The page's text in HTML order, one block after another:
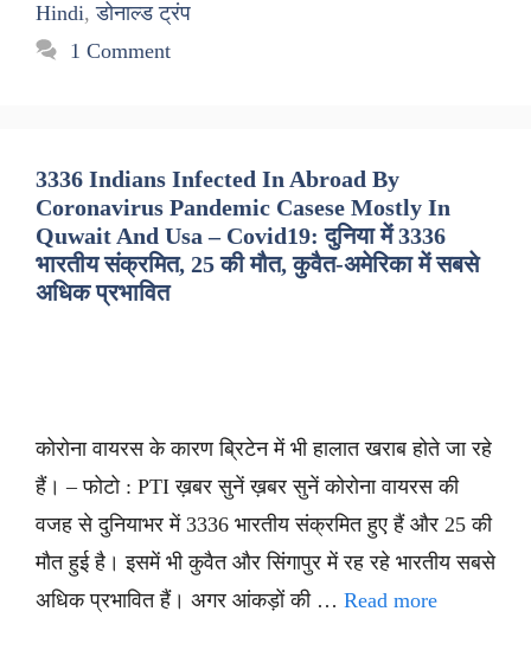
Hindi,डोनाल्ड ट्रंप
1 Comment
3336 Indians Infected In Abroad By
Coronavirus Pandemic Casese Mostly In
Quwait And Usa – Covid19: दुनिया में 3336
भारतीय संक्रमित, 25 की मौत, कुवैत-अमेरिका में सबसे
अधिक प्रभावित
कोरोना वायरस के कारण ब्रिटेन में भी हालात खराब होते जा रहे
हैं। – फोटो : PTI ख़बर सुनें ख़बर सुनें कोरोना वायरस की
वजह से दुनियाभर में 3336 भारतीय संक्रमित हुए हैं और 25 की
मौत हुई है। इसमें भी कुवैत और सिंगापुर में रह रहे भारतीय सबसे
अधिक प्रभावित हैं। अगर आंकड़ों की … Read more